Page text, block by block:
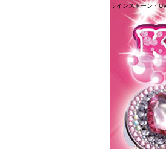
ラインストーン・